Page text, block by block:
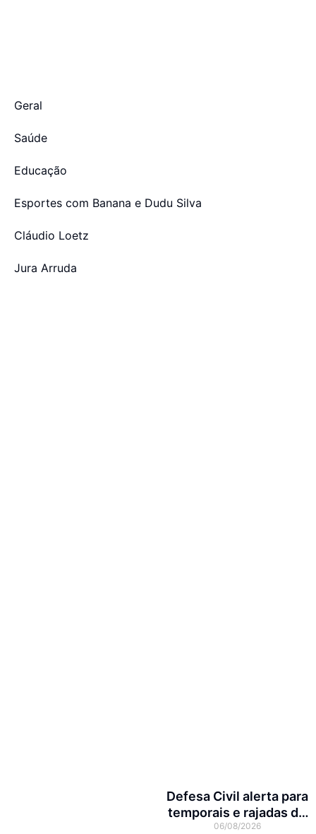
Geral
Saúde
Educação
Esportes com Banana e Dudu Silva
Cláudio Loetz
Jura Arruda
Defesa Civil alerta para
temporais e rajadas de
vento de até 70 km/h em
06/08/2026